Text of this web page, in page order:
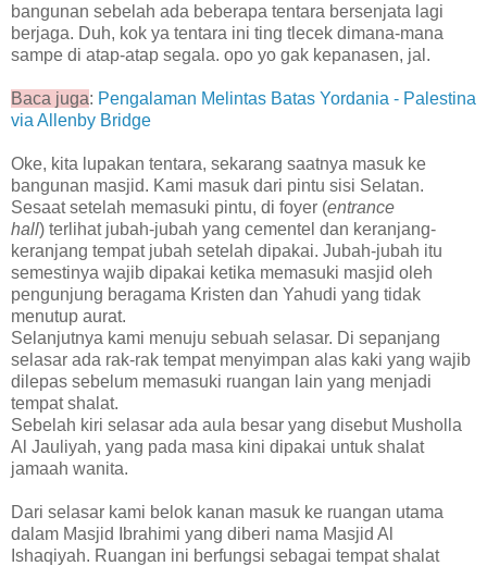
bangunan sebelah ada beberapa tentara bersenjata lagi
berjaga. Duh, kok ya tentara ini ting tlecek dimana-mana
sampe di atap-atap segala. opo yo gak kepanasen, jal.
Baca juga: Pengalaman Melintas Batas Yordania - Palestina
via Allenby Bridge
Oke, kita lupakan tentara, sekarang saatnya masuk ke
bangunan masjid. Kami masuk dari pintu sisi Selatan.
Sesaat setelah memasuki pintu, di foyer (entrance
hall) terlihat jubah-jubah yang cementel dan keranjang-
keranjang tempat jubah setelah dipakai. Jubah-jubah itu
semestinya wajib dipakai ketika memasuki masjid oleh
pengunjung beragama Kristen dan Yahudi yang tidak
menutup aurat.
Selanjutnya kami menuju sebuah selasar. Di sepanjang
selasar ada rak-rak tempat menyimpan alas kaki yang wajib
dilepas sebelum memasuki ruangan lain yang menjadi
tempat shalat.
Sebelah kiri selasar ada aula besar yang disebut Musholla
Al Jauliyah, yang pada masa kini dipakai untuk shalat
jamaah wanita.
Dari selasar kami belok kanan masuk ke ruangan utama
dalam Masjid Ibrahimi yang diberi nama Masjid Al
Ishaqiyah. Ruangan ini berfungsi sebagai tempat shalat